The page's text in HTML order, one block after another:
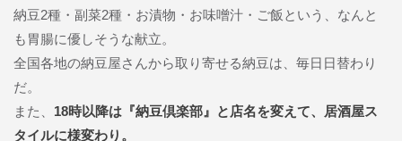
納豆2種・副菜2種・お漬物・お味噌汁・ご飯という、なんと
も胃腸に優しそうな献立。
全国各地の納豆屋さんから取り寄せる納豆は、毎日日替わり
だ。
また、 18時以降は『納豆倶楽部』と店名を変えて、居酒屋ス
タイルに様変わり。